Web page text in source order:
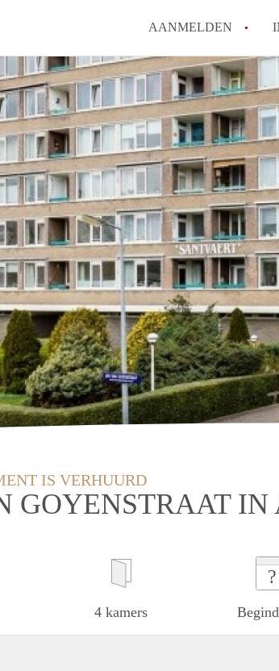
AANMELDEN
IS VERHUURD
GOYENSTRAAT
4 kamers
?